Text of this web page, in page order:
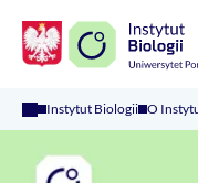
Instytut Biologii O